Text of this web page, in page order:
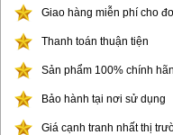
Giao hàng miễn phí cho
Thanh toán thuận tiện
Sản phẩm 100% chính
Bảo hành tại nơi sử dụng
Giá cạnh tranh nhất thị